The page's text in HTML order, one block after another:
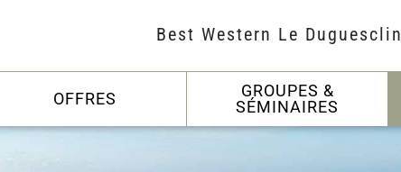
Best Western Le Duguesclin
OFFRES
GROUPES &
SÉMINAIRES